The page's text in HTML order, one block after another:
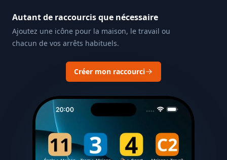
Autant de raccourcis que nécessaire
Ajoutez une icône pour la maison, le travail ou
chacun de vos arrêts habituels.
Créer mon raccourci